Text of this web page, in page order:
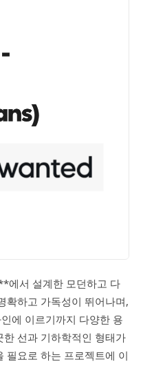
에서 설계한 모던하고 다
확하고 가독성이 뛰어나며,
에 이르기까지 다양한 용
선과 기하학적인 형태가
필요로 하는 프로젝트에 이